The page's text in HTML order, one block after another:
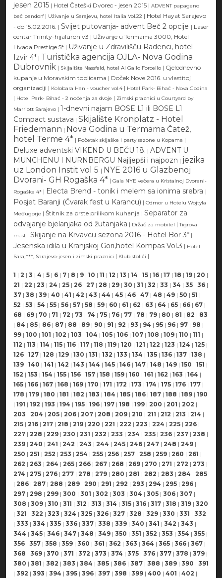
jesen 2015 | Hotel Čateški Dvorec - jesen 2015 | ADVENT papageno
beč pandorf | Uživanje u Sarajevu, hotel Italia Vol.22 | Hotel Hayat Sarajevo
- do 15.02.2016. | Svijet putovanja- advent Beč 2 opcije | Laser
centar Trinity-hijaluron v3 | Uživanje u Termama 3000, Hotel
Livada Prestige 5* | Uživanje u Zdravilišču Radenci, hotel
Izvir 4* | Turistička agencija OJLA- Nova Godina
Dubrovnik | Skijalište Nassfeld, hotel Al Gallo Forcello | Cjelodnevno
kupanje u Moravskim toplicama | Doček Nove 2016. u vlastitoj
organizaciji | Kolobara Han - voucher vol.4 | Hotel Park- Bihać - Nova Godina
| Hotel Park- Bihać - 2 noćenja za dvoje | Zimski praznici u Courtyard by
Marriott Sarajevo | 1-dnevni najam BOSE L1 ili BOSE L1
Compact sustava | Skijalište Kronplatz - Hotel
Friedemann | Nova Godina u Termama Čatež,
hotel Terme 4* | Početak skijaške i party sezone u Kopama |
Deluxe adventski VIKEND U BEČU 18. | ADVENT U
MUNCHENU I NURNBERGU Najljepši i najpozn | jezika
uz London Instit vol 5 | NYE 2016 u Glazbenoj
Dvorani- GH Rogaška 4* | Gala NYE večera u Kristalnoj Dvorani-
Rogaška 4* | Electa Brend - tonik i melem sa ionima srebra |
Posjet Baranji (Čvarak fest u Karancu) | Odmor u Hotelu Wojtyla
Međugorje | Štitnik za prste prilikom kuhanja | Separator za
odvajanje bjelanjaka od žutanjaka | Držač za mobitel | Tigrova
mast | Skijanje na Krvavcu sezona 2016 - Hotel Bor 3* |
Jesenska idila u Kranjskoj Gori,hotel Kompas Vol.3 | Hotel
Saraj***, Sarajevo-jesen i zimski praznici | Klub stolići |
1 | 2 | 3 | 4 | 5 | 6 | 7 | 8 | 9 | 10 | 11 | 12 | 13 | 14 | 15 | 16 | 17 | 18 | 19 | 20 |
21 | 22 | 23 | 24 | 25 | 26 | 27 | 28 | 29 | 30 | 31 | 32 | 33 | 34 | 35 | 36 |
37 | 38 | 39 | 40 | 41 | 42 | 43 | 44 | 45 | 46 | 47 | 48 | 49 | 50 | 51 |
52 | 53 | 54 | 55 | 56 | 57 | 58 | 59 | 60 | 61 | 62 | 63 | 64 | 65 | 66 | 67 |
68 | 69 | 70 | 71 | 72 | 73 | 74 | 75 | 76 | 77 | 78 | 79 | 80 | 81 | 82 | 83
| 84 | 85 | 86 | 87 | 88 | 89 | 90 | 91 | 92 | 93 | 94 | 95 | 96 | 97 | 98 |
99 | 100 | 101 | 102 | 103 | 104 | 105 | 106 | 107 | 108 | 109 | 110 | 111 |
112 | 113 | 114 | 115 | 116 | 117 | 118 | 119 | 120 | 121 | 122 | 123 | 124 | 125 |
126 | 127 | 128 | 129 | 130 | 131 | 132 | 133 | 134 | 135 | 136 | 137 | 138 |
139 | 140 | 141 | 142 | 143 | 144 | 145 | 146 | 147 | 148 | 149 | 150 | 151 |
152 | 153 | 154 | 155 | 156 | 157 | 158 | 159 | 160 | 161 | 162 | 163 | 164 |
165 | 166 | 167 | 168 | 169 | 170 | 171 | 172 | 173 | 174 | 175 | 176 | 177 |
178 | 179 | 180 | 181 | 182 | 183 | 184 | 185 | 186 | 187 | 188 | 189 | 190
| 191 | 192 | 193 | 194 | 195 | 196 | 197 | 198 | 199 | 200 | 201 | 202 |
203 | 204 | 205 | 206 | 207 | 208 | 209 | 210 | 211 | 212 | 213 | 214 |
215 | 216 | 217 | 218 | 219 | 220 | 221 | 222 | 223 | 224 | 225 | 226 |
227 | 228 | 229 | 230 | 231 | 232 | 233 | 234 | 235 | 236 | 237 | 238 |
239 | 240 | 241 | 242 | 243 | 244 | 245 | 246 | 247 | 248 | 249 |
250 | 251 | 252 | 253 | 254 | 255 | 256 | 257 | 258 | 259 | 260 | 261 |
262 | 263 | 264 | 265 | 266 | 267 | 268 | 269 | 270 | 271 | 272 | 273 |
274 | 275 | 276 | 277 | 278 | 279 | 280 | 281 | 282 | 283 | 284 | 285
| 286 | 287 | 288 | 289 | 290 | 291 | 292 | 293 | 294 | 295 | 296 |
297 | 298 | 299 | 300 | 301 | 302 | 303 | 304 | 305 | 306 | 307 |
308 | 309 | 310 | 311 | 312 | 313 | 314 | 315 | 316 | 317 | 318 | 319 | 320
| 321 | 322 | 323 | 324 | 325 | 326 | 327 | 328 | 329 | 330 | 331 | 332
| 333 | 334 | 335 | 336 | 337 | 338 | 339 | 340 | 341 | 342 | 343 |
344 | 345 | 346 | 347 | 348 | 349 | 350 | 351 | 352 | 353 | 354 | 355 |
356 | 357 | 358 | 359 | 360 | 361 | 362 | 363 | 364 | 365 | 366 | 367 |
368 | 369 | 370 | 371 | 372 | 373 | 374 | 375 | 376 | 377 | 378 | 379 |
380 | 381 | 382 | 383 | 384 | 385 | 386 | 387 | 388 | 389 | 390 | 391
| 392 | 393 | 394 | 395 | 396 | 397 | 398 | 399 | 400 | 401 | 402 |